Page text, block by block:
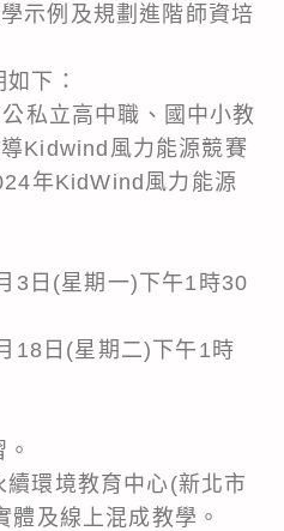
示例及規劃進階師資培
下：
私立高中職、國中小教
Kidwind風力能源競賽
年KidWind風力能源
3日(星期一)下午1時30
18日(星期二)下午1時
續環境教育中心(新北市
體及線上混成教學。